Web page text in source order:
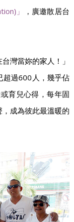
」
，廣邀散居台
灣當妳的家人！」
超過600人，幾乎佔
育兒心得，每年固
成為彼此最溫暖的